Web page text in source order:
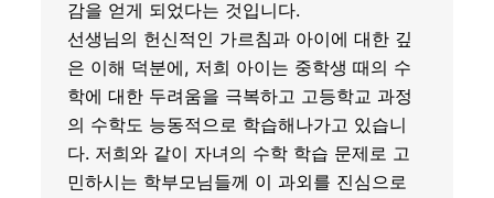
감을 얻게 되었다는 것입니다.
선생님의 헌신적인 가르침과 아이에 대한 깊
은 이해 덕분에, 저희 아이는 중학생 때의 수
학에 대한 두려움을 극복하고 고등학교 과정
의 수학도 능동적으로 학습해나가고 있습니
다. 저희와 같이 자녀의 수학 학습 문제로 고
민하시는 학부모님들께 이 과외를 진심으로